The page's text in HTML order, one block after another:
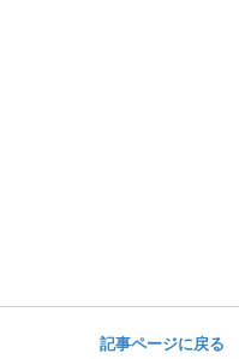
記事ページに戻る